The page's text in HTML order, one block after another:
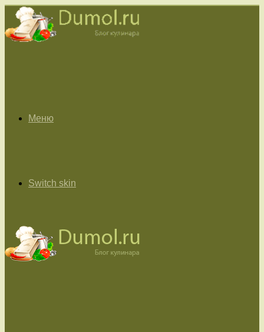
Меню
Switch skin